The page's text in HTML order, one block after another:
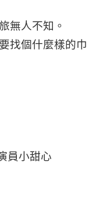
無人不知。
找個什麼樣的巾
員小甜心